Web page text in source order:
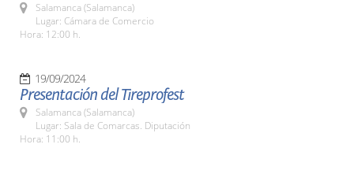
Salamanca (Salamanca)
Lugar: Cámara de Comercio
Hora: 12:00 h.
19/09/2024
Presentación del Tireprofest
Salamanca (Salamanca)
Lugar: Sala de Comarcas. Diputación
Hora: 11:00 h.